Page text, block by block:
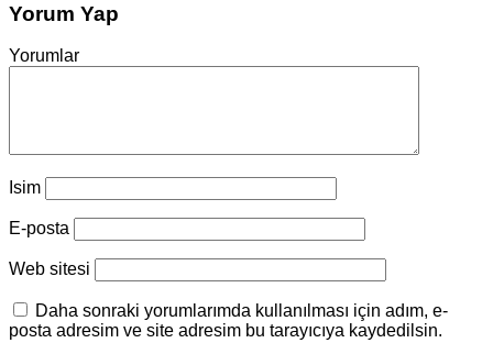
Yorum Yap
Yorumlar
Isim
E-posta
Web sitesi
Daha sonraki yorumlarımda kullanılması için adım, e-
posta adresim ve site adresim bu tarayıcıya kaydedilsin.